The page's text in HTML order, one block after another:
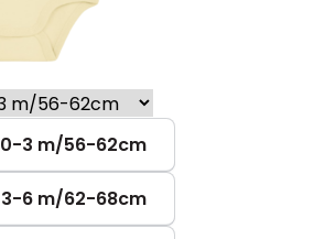
0-3 m/56-62cm
3-6 m/62-68cm